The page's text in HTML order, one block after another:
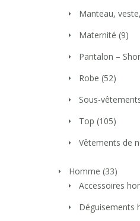
Manteau,
Maternité (9)
Pantalon –
Robe (52)
Sous-
Top (105)
Vêtements de
Homme (33)
Accessoires
Déguisements